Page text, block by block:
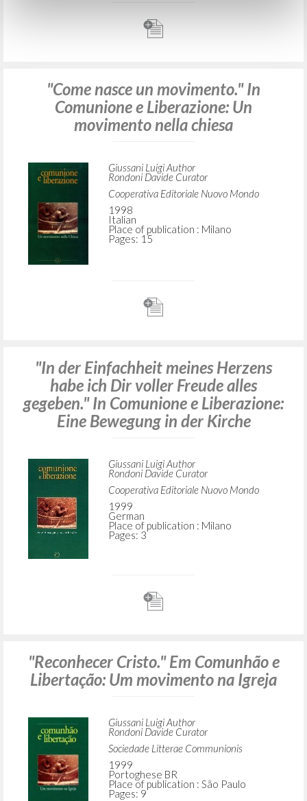
"Come nasce un movimento." In
Comunione e Liberazione: Un
movimento nella chiesa
Giussani Luigi Author
Rondoni Davide Curator
Cooperativa Editoriale Nuovo Mondo
1998
Italian
Place of publication : Milano
Pages: 15
"In der Einfachheit meines Herzens
habe ich Dir voller Freude alles
gegeben." In Comunione e Liberazione:
Eine Bewegung in der Kirche
Giussani Luigi Author
Rondoni Davide Curator
Cooperativa Editoriale Nuovo Mondo
1999
German
Place of publication : Milano
Pages: 3
"Reconhecer Cristo." Em Comunhão e
Libertação: Um movimento na Igreja
Giussani Luigi Author
Rondoni Davide Curator
Sociedade Litterae Communionis
1999
Portoghese BR
Place of publication : São Paulo
Pages: 9